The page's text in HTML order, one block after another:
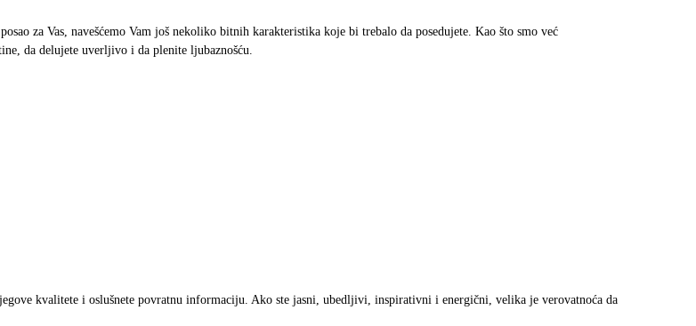
za Vas, navešćemo Vam još nekoliko bitnih karakteristika koje bi trebalo da posedujete. Kao što smo već
da delujete uverljivo i da plenite ljubaznošću.
kvalitete i oslušnete povratnu informaciju. Ako ste jasni, ubedljivi, inspirativni i energični, velika je verovatnoća da